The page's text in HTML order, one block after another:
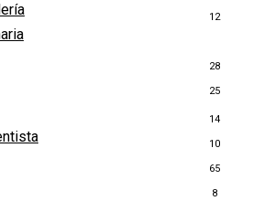
12
28
25
14
10
65
8